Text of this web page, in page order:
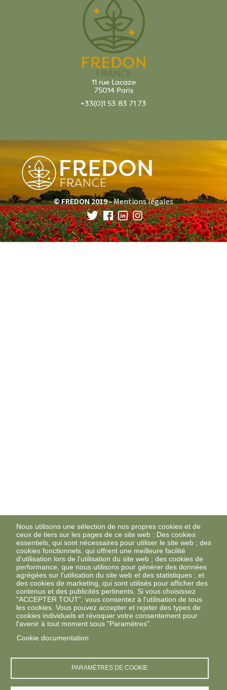
11 rue Lacaze
75014 Paris
+33(0)1 53 83 71 73
© FREDON 2019 -Mentions légales
Nous utilisons une sélection de nos propres cookies et de
ceux de tiers sur les pages de ce site web : Des cookies
essentiels, qui sont nécessaires pour utiliser le site web ; des
cookies fonctionnels, qui offrent une meilleure facilité
d'utilisation lors de l'utilisation du site web ; des cookies de
performance, que nous utilisons pour générer des données
agrégées sur l'utilisation du site web et des statistiques ; et
des cookies de marketing, qui sont utilisés pour afficher des
contenus et des publicités pertinents. Si vous choisissez
"ACCEPTER TOUT", vous consentez à l'utilisation de tous
les cookies. Vous pouvez accepter et rejeter des types de
cookies individuels et révoquer votre consentement pour
l'avenir à tout moment sous "Paramètres".
Cookie documentation
PARAMÈTRES DE COOKIE